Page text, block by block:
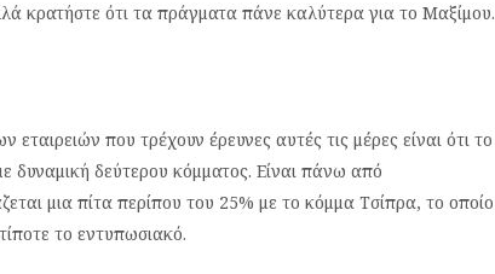
κρατήστε ότι τα πράγματα πάνε καλύτερα για το Μαξίμου.
που τρέχουν έρευνες αυτές τις μέρες είναι ότι το
δυναμική δεύτερου κόμματος. Είναι πάνω από
μια πίτα περίπου του 25% με το κόμμα Τσίπρα, το οποίο
το εντυπωσιακό.